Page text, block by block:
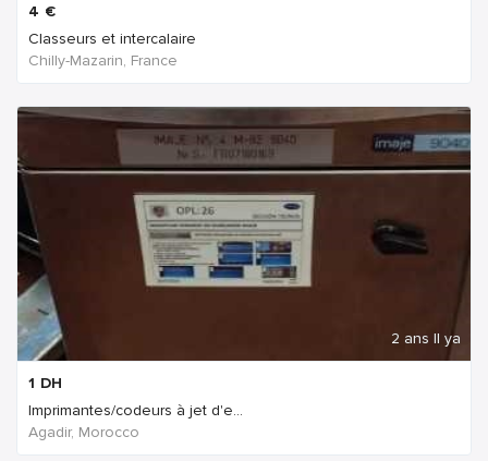
4 €
Classeurs et intercalaire
Chilly-Mazarin, France
2 ans Il ya
1 DH
Imprimantes/codeurs à jet d'e...
Agadir, Morocco